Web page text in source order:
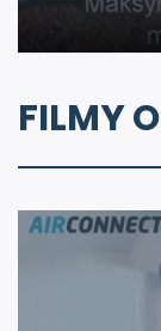
FILMY